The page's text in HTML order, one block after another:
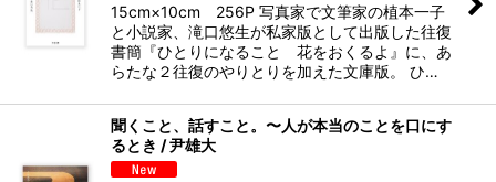
15cm×10cm 256P 写真家で文筆家の植本一子
と小説家、滝口悠生が私家版として出版した往復
書簡『ひとりになること 花をおくるよ』に、あ
らたな２往復のやりとりを加えた文庫版。 ひ…
聞くこと、話すこと。〜人が本当のことを口にす
るとき / 尹雄大